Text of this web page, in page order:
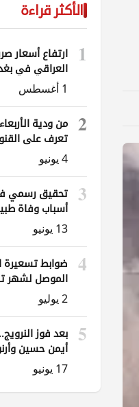
الأكثر قراءة
1
ارتفاع أسعار
العراقي في
المحافظات
1 أغسطس
2
تعرف على
العراق
4 يونيو
3
تحقيق رسمي
أسباب وفاة
ناظورية
13 يونيو
4
ضوابط تسعيرة
الموصل لشهر
الوقود
2 يوليو
5
بعد فوز
أيمن حسين
17 يونيو